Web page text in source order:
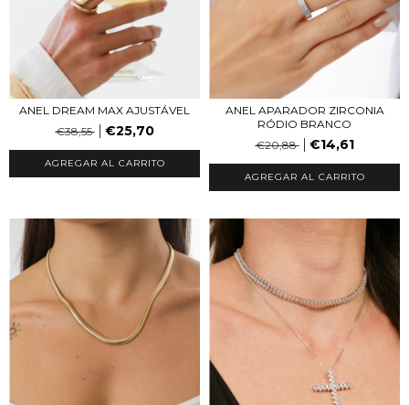
ANEL DREAM MAX AJUSTÁVEL
€38,55
€25,70
AGREGAR AL CARRITO
ANEL APARADOR ZIRCONIA
RÓDIO BRANCO
€20,88
€14,61
AGREGAR AL CARRITO